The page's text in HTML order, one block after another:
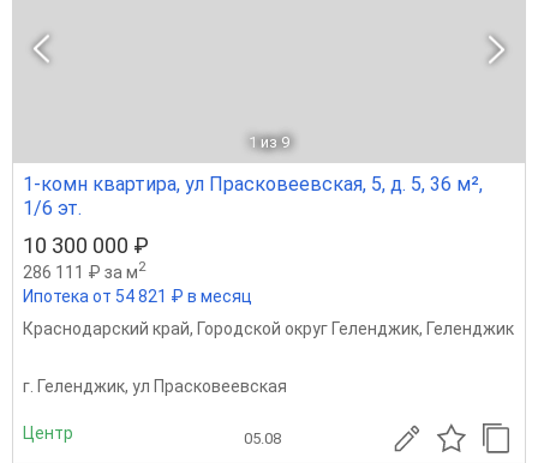
1 из 9
1-комн квартира, ул Прасковеевская, 5, д. 5, 36 м²,
1/6 эт.
10 300 000 ₽
286 111 ₽ за м2
Ипотека от 54 821 ₽ в месяц
Краснодарский край, Городской округ Геленджик, Геленджик
г. Геленджик, ул Прасковеевская
Центр 05.08